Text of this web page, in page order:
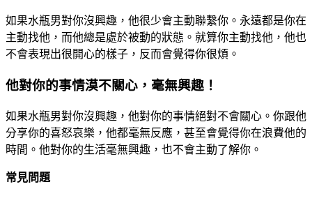
如果水瓶男對你沒興趣，他很少會主動聯繫你。永遠都是你在
主動找他，而他總是處於被動的狀態。就算你主動找他，他也
不會表現出很開心的樣子，反而會覺得你很煩。
他對你的事情漠不關心，毫無興趣！
如果水瓶男對你沒興趣，他對你的事情絕對不會關心。你跟他
分享你的喜怒哀樂，他都毫無反應，甚至會覺得你在浪費他的
時間。他對你的生活毫無興趣，也不會主動了解你。
常見問題